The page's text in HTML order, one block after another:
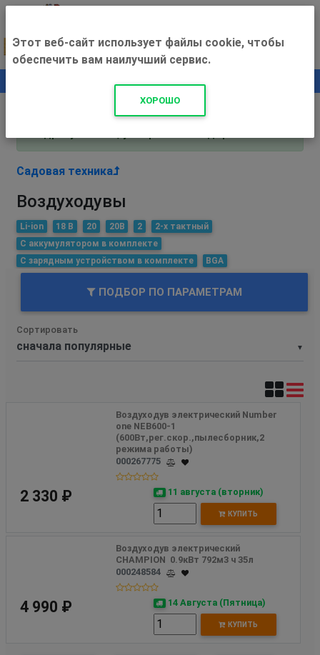
+500 ₽
Внимание! С 3 августа магазин работает по
Садовая техника
Воздуходувы
Li-ion 18 В 20 20В 2
2-х тактный
С аккумулятором в комплекте
С зарядным устройством в комплекте
BGA
ПОДБОР ПО ПАРАМЕТРАМ
▼
Сортировать
Воздуходув электрический Number
one NEB600-1
(600Вт,рег.скор.,пылесборник,2
режима работы)
000267775
2 330 ₽ 11 августа (вторник)
КУПИТЬ
Воздуходув электрический
CHAMPION  0.9кВт 792м3 ч 35л
000248584
4 990 ₽ 14 Августа (Пятница)
КУПИТЬ
Этот веб-сайт использует файлы cookie, чтобы
обеспечить вам наилучший сервис.
ХОРОШО